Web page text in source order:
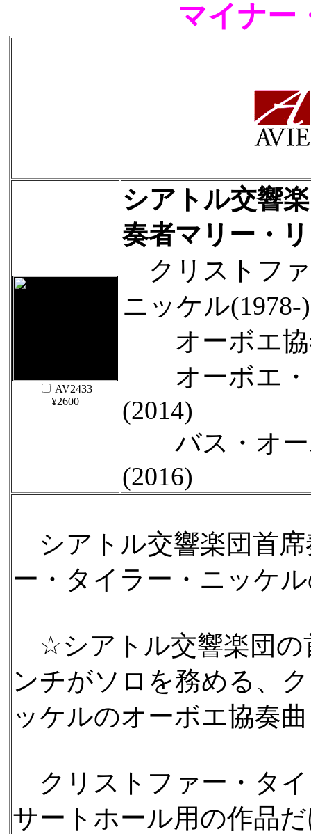
マイナー
AV2433
¥2600
シアトル交響
奏者マリー・
クリストフ
ニッケル(1978-
オーボエ協
オーボエ・
(2014)
バス・オー
(2016)
シアトル交響楽団首
ー・タイラー・ニッケ
☆シアトル交響楽団の
ンチがソロを務める、
ッケルのオーボエ協奏
クリストファー・タイ
サートホール用の作品